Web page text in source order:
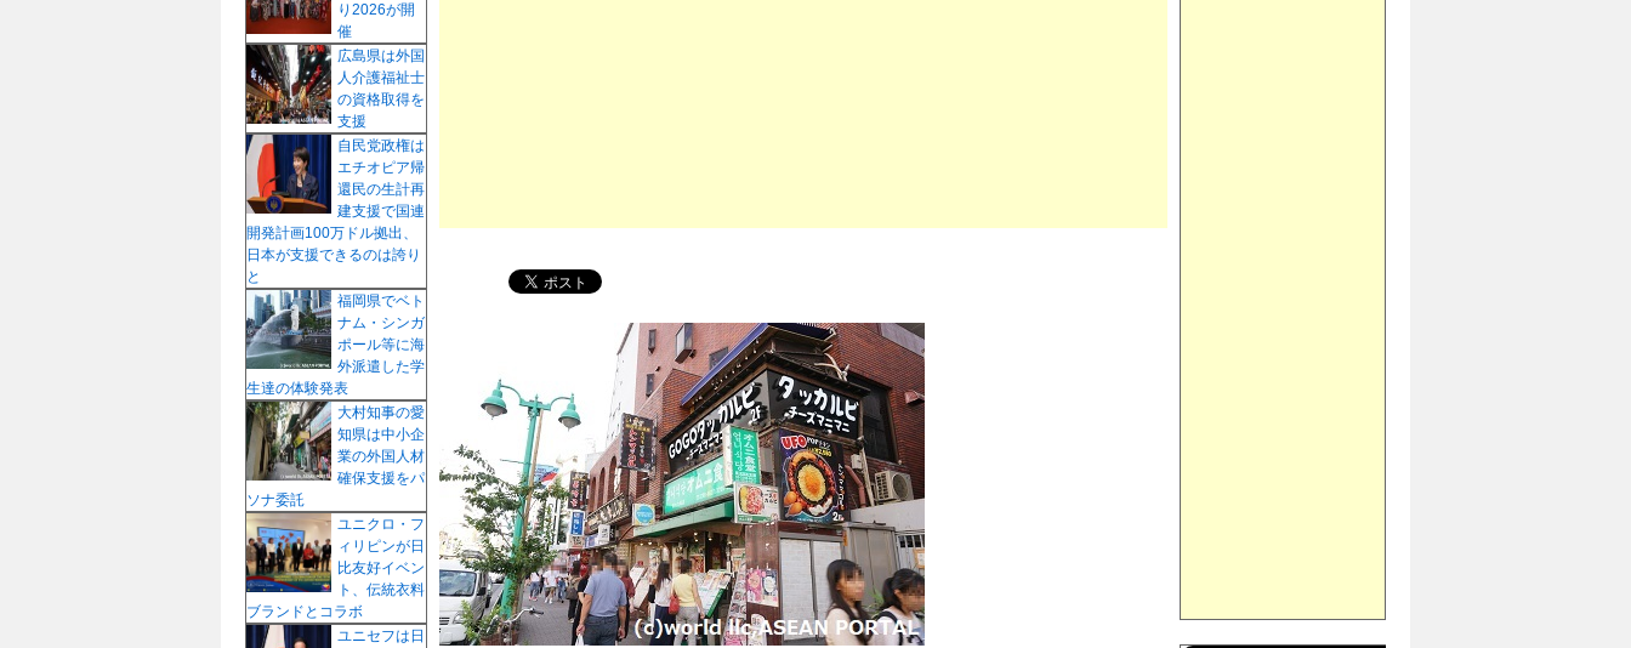
プ
り2026が開
催
広島県は外国
人介護福祉士
の資格取得を
支援
自民党政権は
エチオピア帰
還民の生計再
建支援で国連
開発計画100万ドル拠出、
日本が支援できるのは誇り
と
福岡県でベト
ナム・シンガ
ポール等に海
外派遣した学
生達の体験発表
大村知事の愛
知県は中小企
業の外国人材
確保支援をパ
ソナ委託
ユニクロ・フ
ィリピンが日
比友好イベン
ト、伝統衣料
ブランドとコラボ
ユニセフは日